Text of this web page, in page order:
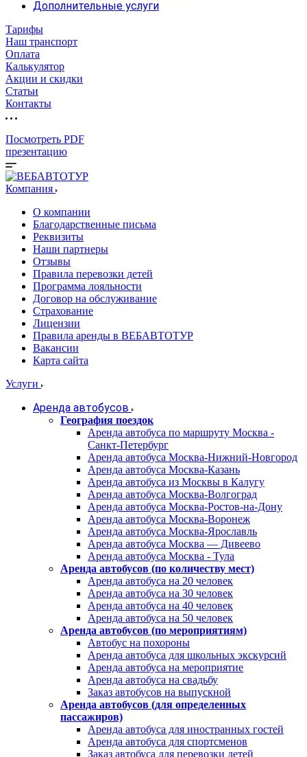
Дополнительные услуги
Тарифы
Наш транспорт
Оплата
Калькулятор
Акции и скидки
Статьи
Контакты
Посмотреть PDF
презентацию
Компания
О компании
Благодарственные письма
Реквизиты
Наши партнеры
Отзывы
Правила перевозки детей
Программа лояльности
Договор на обслуживание
Страхование
Лицензии
Правила аренды в ВЕБАВТОТУР
Вакансии
Карта сайта
Услуги
Аренда автобусов
География поездок
Аренда автобуса по маршруту Москва -
Санкт-Петербург
Аренда автобуса Москва-Нижний-Новгород
Аренда автобуса Москва-Казань
Аренда автобуса из Москвы в Калугу
Аренда автобуса Москва-Волгоград
Аренда автобуса Москва-Ростов-на-Дону
Аренда автобуса Москва-Воронеж
Аренда автобуса Москва-Ярославль
Аренда автобуса Москва — Дивеево
Аренда автобуса Москва - Тула
Аренда автобусов (по количеству мест)
Аренда автобуса на 20 человек
Аренда автобуса на 30 человек
Аренда автобуса на 40 человек
Аренда автобуса на 50 человек
Аренда автобусов (по мероприятиям)
Автобус на похороны
Аренда автобуса для школьных экскурсий
Аренда автобуса на мероприятие
Аренда автобуса на свадьбу
Заказ автобусов на выпускной
Аренда автобусов (для определенных
пассажиров)
Аренда автобуса для иностранных гостей
Аренда автобуса для спортсменов
Заказ автобуса для перевозки детей